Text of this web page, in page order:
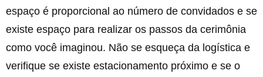
espaço é proporcional ao número de convidados e se
existe espaço para realizar os passos da cerimônia
como você imaginou. Não se esqueça da logística e
verifique se existe estacionamento próximo e se o